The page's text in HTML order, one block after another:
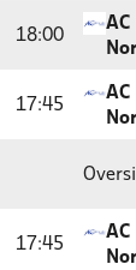
18:00
AC
17:45
AC
17:45
AC